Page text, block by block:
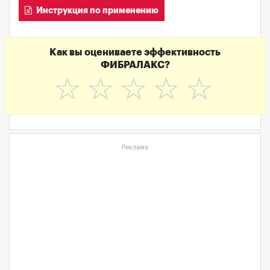
Инструкция по применению
Как вы оцениваете эффективность
ФИБРАЛАКС?
☆
☆
☆
☆
☆
Реклама